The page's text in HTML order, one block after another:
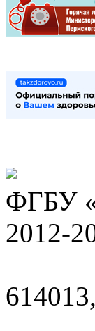
ФГБУ
2012-